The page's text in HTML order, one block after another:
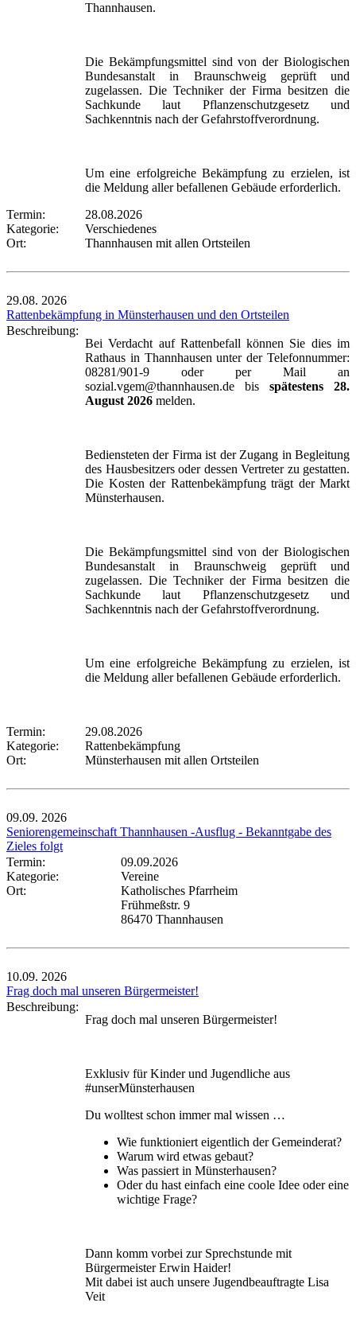
Thannhausen.
Die Bekämpfungsmittel sind von der Biologischen
Bundesanstalt in Braunschweig geprüft und
zugelassen. Die Techniker der Firma besitzen die
Sachkunde laut Pflanzenschutzgesetz und
Sachkenntnis nach der Gefahrstoffverordnung.
Um eine erfolgreiche Bekämpfung zu erzielen, ist
die Meldung aller befallenen Gebäude erforderlich.
Termin:
28.08.2026
Kategorie:
Verschiedenes
Ort:
Thannhausen mit allen Ortsteilen
29.08. 2026
Rattenbekämpfung in Münsterhausen und den Ortsteilen
Beschreibung:
Bei Verdacht auf Rattenbefall können Sie dies im
Rathaus in Thannhausen unter der Telefonnummer:
08281/901-9 oder per Mail an
sozial.vgem@thannhausen.de bis spätestens 28.
August 2026 melden.
Bediensteten der Firma ist der Zugang in Begleitung
des Hausbesitzers oder dessen Vertreter zu gestatten.
Die Kosten der Rattenbekämpfung trägt der Markt
Münsterhausen.
Die Bekämpfungsmittel sind von der Biologischen
Bundesanstalt in Braunschweig geprüft und
zugelassen. Die Techniker der Firma besitzen die
Sachkunde laut Pflanzenschutzgesetz und
Sachkenntnis nach der Gefahrstoffverordnung.
Um eine erfolgreiche Bekämpfung zu erzielen, ist
die Meldung aller befallenen Gebäude erforderlich.
Termin:
29.08.2026
Kategorie:
Rattenbekämpfung
Ort:
Münsterhausen mit allen Ortsteilen
09.09. 2026
Seniorengemeinschaft Thannhausen -Ausflug - Bekanntgabe des
Zieles folgt
Termin:
09.09.2026
Kategorie:
Vereine
Ort:
Katholisches Pfarrheim
Frühmeßstr. 9
86470 Thannhausen
10.09. 2026
Frag doch mal unseren Bürgermeister!
Beschreibung:
Frag doch mal unseren Bürgermeister!
Exklusiv für Kinder und Jugendliche aus
#unserMünsterhausen
Du wolltest schon immer mal wissen …
Wie funktioniert eigentlich der Gemeinderat?
Warum wird etwas gebaut?
Was passiert in Münsterhausen?
Oder du hast einfach eine coole Idee oder eine
wichtige Frage?
Dann komm vorbei zur Sprechstunde mit
Bürgermeister Erwin Haider!
Mit dabei ist auch unsere Jugendbeauftragte Lisa
Veit